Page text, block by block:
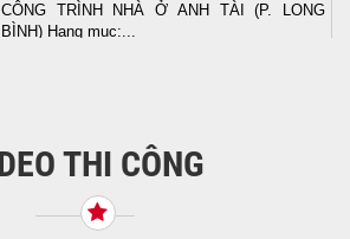
CÔNG TRÌNH NHÀ Ở ANH TÀI (P. LONG
BÌNH) Hạng mục:...
Tiếp nối sự tin tưởng từ quý khách hàng, vừa
qua Công Ty TNHH Thiết Kế Xây Dựng Sao
THI CÔNG